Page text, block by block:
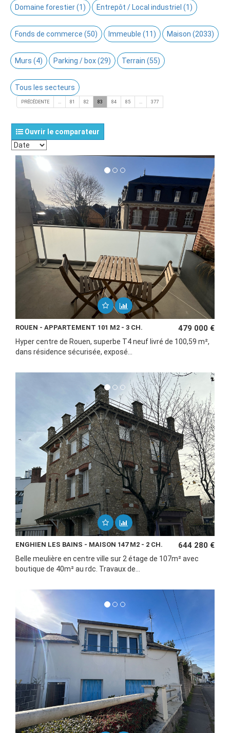
Domaine forestier (1) Entrepôt / Local industriel (1)
Fonds de commerce (50) Immeuble (11) Maison (2033)
Murs (4) Parking / box (29) Terrain (55)
Tous les secteurs
PRÉCÉDENTE ... 81 82 83 84 85 ... 377
Ouvrir le comparateur
ROUEN - APPARTEMENT 101 M2 - 3 CH. 479 000 €
Hyper centre de Rouen, superbe T4 neuf livré de 100,59 m²,
dans résidence sécurisée, exposé...
ENGHIEN LES BAINS - MAISON 147 M2 - 2 CH. 644 280 €
Belle meulière en centre ville sur 2 étage de 107m² avec
boutique de 40m² au rdc. Travaux de...